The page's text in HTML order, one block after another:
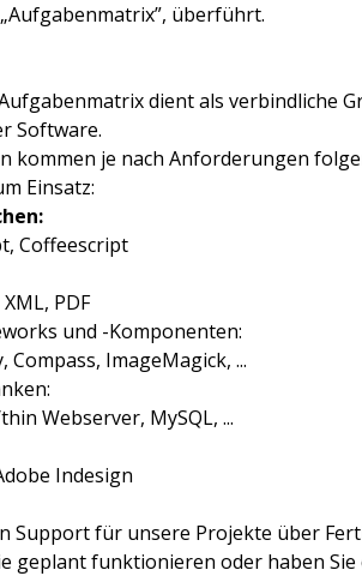
überführt.
dient als verbindliche
Software.
kommen je nach Anforderungen
Einsatz:
Coffeescript
XML, PDF
und -Komponenten:
Compass, ImageMagick, ...
Webserver, MySQL, ...
Indesign
Support für unsere Projekte über
geplant funktionieren oder haben Sie